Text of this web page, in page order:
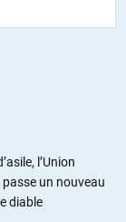
l’OTAN….
l’Union
un nouveau
diable